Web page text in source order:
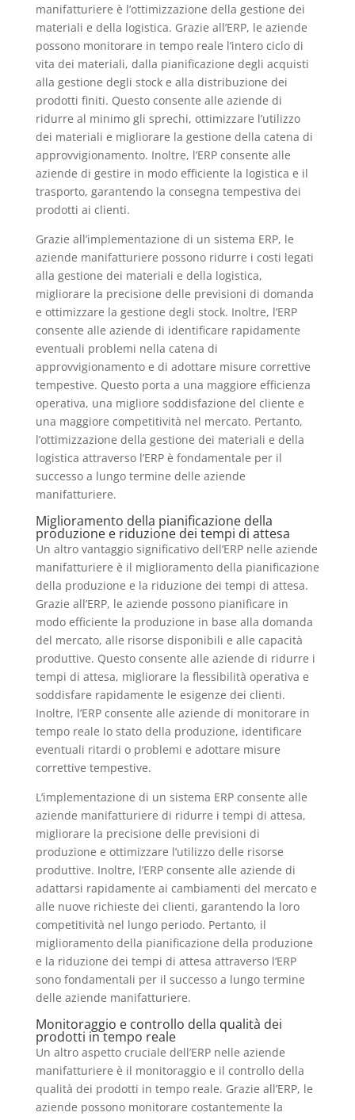
manifatturiere è l’ottimizzazione della gestione dei
materiali e della logistica. Grazie all’ERP, le aziende
possono monitorare in tempo reale l’intero ciclo di
vita dei materiali, dalla pianificazione degli acquisti
alla gestione degli stock e alla distribuzione dei
prodotti finiti. Questo consente alle aziende di
ridurre al minimo gli sprechi, ottimizzare l’utilizzo
dei materiali e migliorare la gestione della catena di
approvvigionamento. Inoltre, l’ERP consente alle
aziende di gestire in modo efficiente la logistica e il
trasporto, garantendo la consegna tempestiva dei
prodotti ai clienti.
Grazie all’implementazione di un sistema ERP, le
aziende manifatturiere possono ridurre i costi legati
alla gestione dei materiali e della logistica,
migliorare la precisione delle previsioni di domanda
e ottimizzare la gestione degli stock. Inoltre, l’ERP
consente alle aziende di identificare rapidamente
eventuali problemi nella catena di
approvvigionamento e di adottare misure correttive
tempestive. Questo porta a una maggiore efficienza
operativa, una migliore soddisfazione del cliente e
una maggiore competitività nel mercato. Pertanto,
l’ottimizzazione della gestione dei materiali e della
logistica attraverso l’ERP è fondamentale per il
successo a lungo termine delle aziende
manifatturiere.
Miglioramento della pianificazione della
produzione e riduzione dei tempi di attesa
Un altro vantaggio significativo dell’ERP nelle aziende
manifatturiere è il miglioramento della pianificazione
della produzione e la riduzione dei tempi di attesa.
Grazie all’ERP, le aziende possono pianificare in
modo efficiente la produzione in base alla domanda
del mercato, alle risorse disponibili e alle capacità
produttive. Questo consente alle aziende di ridurre i
tempi di attesa, migliorare la flessibilità operativa e
soddisfare rapidamente le esigenze dei clienti.
Inoltre, l’ERP consente alle aziende di monitorare in
tempo reale lo stato della produzione, identificare
eventuali ritardi o problemi e adottare misure
correttive tempestive.
L’implementazione di un sistema ERP consente alle
aziende manifatturiere di ridurre i tempi di attesa,
migliorare la precisione delle previsioni di
produzione e ottimizzare l’utilizzo delle risorse
produttive. Inoltre, l’ERP consente alle aziende di
adattarsi rapidamente ai cambiamenti del mercato e
alle nuove richieste dei clienti, garantendo la loro
competitività nel lungo periodo. Pertanto, il
miglioramento della pianificazione della produzione
e la riduzione dei tempi di attesa attraverso l’ERP
sono fondamentali per il successo a lungo termine
delle aziende manifatturiere.
Monitoraggio e controllo della qualità dei
prodotti in tempo reale
Un altro aspetto cruciale dell’ERP nelle aziende
manifatturiere è il monitoraggio e il controllo della
qualità dei prodotti in tempo reale. Grazie all’ERP, le
aziende possono monitorare costantemente la